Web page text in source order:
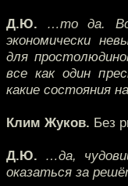
Д.Ю. …то да.
экономически
для
все как один
какие состояния
Клим Жуков. Без
Д.Ю. …да,
оказаться за